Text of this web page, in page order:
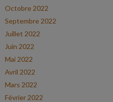
Octobre 2022
Septembre 2022
Juillet 2022
Juin 2022
Mai 2022
Avril 2022
Mars 2022
Février 2022